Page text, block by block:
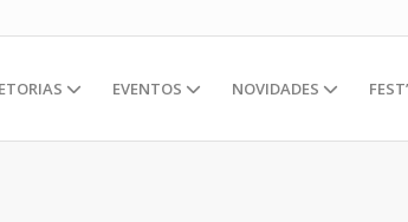
EVENTOS NOVIDADES